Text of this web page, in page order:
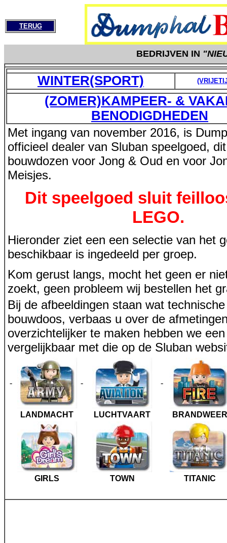
TERUG
BEDRIJVEN IN
WINTER(SPORT)
(ZOMER)KAMPEER- &
BENODIGDHEDEN
Met ingang van november 2016, is
officieel dealer van Sluban speelgoed,
bouwdozen voor Jong & Oud en voor
Meisjes.
Dit speelgoed sluit
LEGO.
Hieronder ziet een een selectie van het
beschikbaar is ingedeeld per groep.
Kom gerust langs, mocht het geen er
zoekt, geen probleem wij bestellen het
Bij de afbeeldingen staan wat
bouwdoos, verbaas u over de
overzichtelijker te maken hebben we
vergelijkbaar met die op de Sluban
- - -
LANDMACHT LUCHTVAART BRANDWEER
GIRLS TOWN TITANIC